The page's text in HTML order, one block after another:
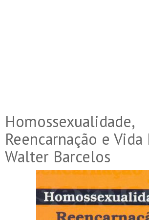
Homossexualidade,
Reencarnação e
Walter Barcelos